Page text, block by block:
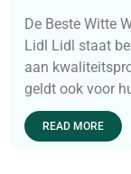
De Beste Witte
Lidl Lidl staat
aan
geldt ook voor
READ MORE